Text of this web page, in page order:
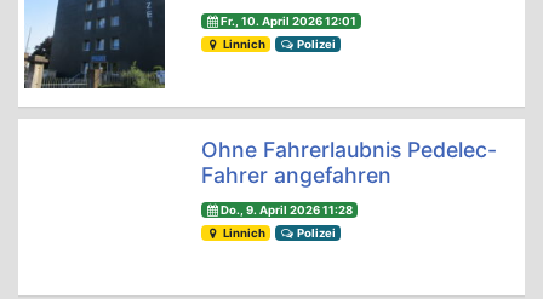
Fr., 10. April 2026 12:01
Linnich
Polizei
Ohne Fahrerlaubnis Pedelec-
Fahrer angefahren
Do., 9. April 2026 11:28
Linnich
Polizei